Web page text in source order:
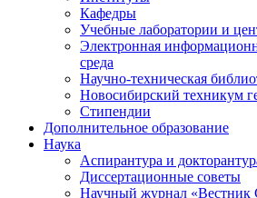
Кафедры
Учебные лаборатории и
Электронная
среда
Научно-техническая
Новосибирский техникум
Стипендии
Дополнительное образование
Наука
Аспирантура и
Диссертационные советы
Научный журнал